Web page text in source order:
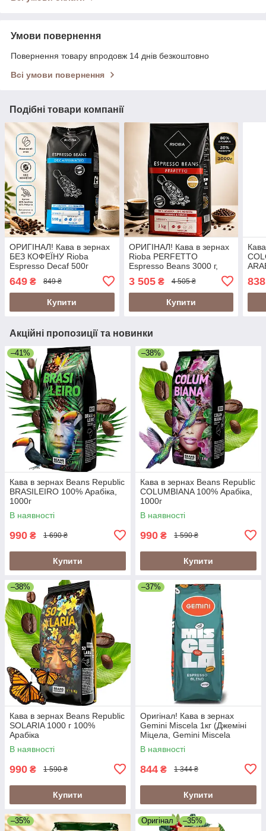
Умови повернення
Повернення товару впродовж 14 днів безкоштовно
Всі умови повернення
Подібні товари компанії
ОРИГІНАЛ! Кава в зернах
БЕЗ КОФЕЇНУ Rioba
Espresso Decaf 500г
Decaffeinated) 500г Італія
649 ₴ 849 ₴
Купити
ОРИГІНАЛ! Кава в зернах
Rioba PERFETTO
Espresso Beans 3000 г,
купаж 80/20 Італія (Rioba
Gold, Rioba Espresso 3 кг)
3 505₴ 4 505 ₴
Купити
838
Акційні пропозиції та новинки
–41%
Кава в зернах Beans Republic
BRASILEIRO 100% Арабіка,
1000г
В наявності
990 ₴ 1 690 ₴
Купити
–38%
Кава в зернах Beans Republic
COLUMBIANA 100% Арабіка,
1000г
В наявності
990 ₴ 1 590 ₴
Купити
–38%
Кава в зернах Beans Republic
SOLARIA 1000 г 100%
Арабіка
В наявності
990 ₴ 1 590 ₴
Купити
–37%
Оригінал! Кава в зернах
Gemini Miscela 1кг (Джеміні
Міцела, Gemini Miscela
Espresso), 60% арабіка/40%
робуста
В наявності
844 ₴ 1 344 ₴
Купити
–35% Оригінал –35%